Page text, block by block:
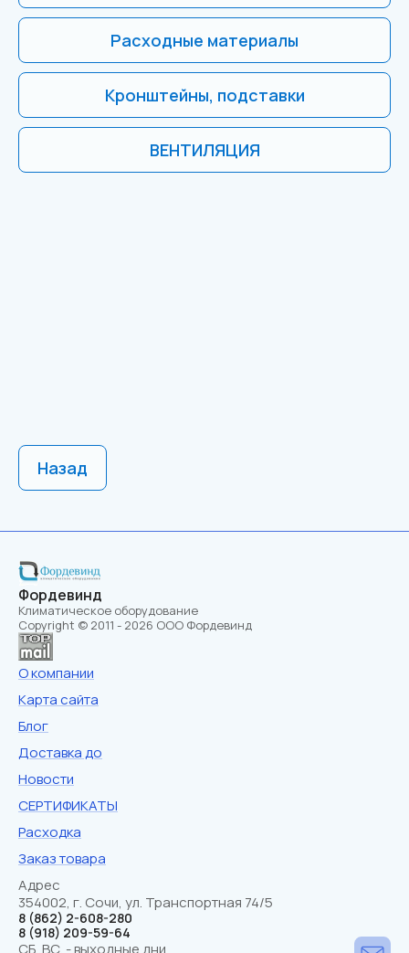
Расходные материалы
Кронштейны, подставки
ВЕНТИЛЯЦИЯ
Назад
Фордевинд
Климатическое оборудование
Copyright © 2011 - 2026 ООО Фордевинд
О компании
Карта сайта
Блог
Доставка до
Новости
СЕРТИФИКАТЫ
Расходка
Заказ товара
Адрес
354002, г. Сочи, ул. Транспортная 74/5
8 (862) 2-608-280
8 (918) 209-59-64
СБ.,ВС. - выходные дни